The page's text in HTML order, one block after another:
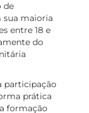
de
sua maioria
entre 18 e
do
participação
prática
formação